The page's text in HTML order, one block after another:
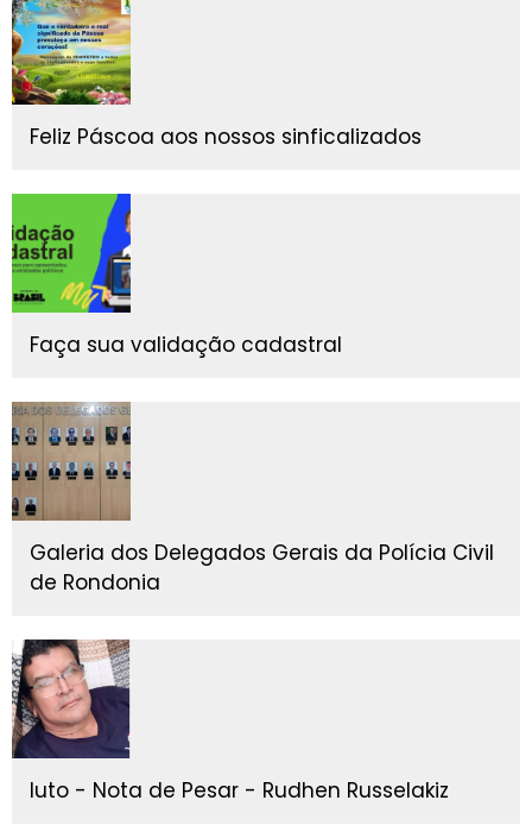
Feliz Páscoa aos nossos sinficalizados
Faça sua validação cadastral
Galeria dos Delegados Gerais da Polícia Civil
de Rondonia
luto - Nota de Pesar - Rudhen Russelakiz